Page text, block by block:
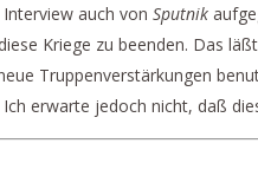
auch von Sputnik
Kriege zu beenden. Das
Truppenverstärkungen
erwarte jedoch nicht, daß